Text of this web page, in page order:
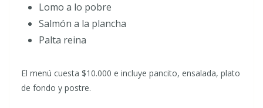
Lomo a lo pobre
Salmón a la plancha
Palta reina
El menú cuesta $10.000 e incluye pancito, ensalada, plato
de fondo y postre.